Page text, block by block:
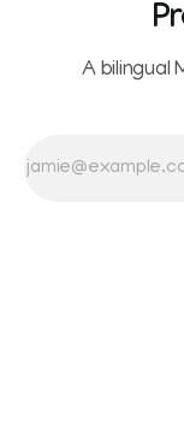
A bilingual